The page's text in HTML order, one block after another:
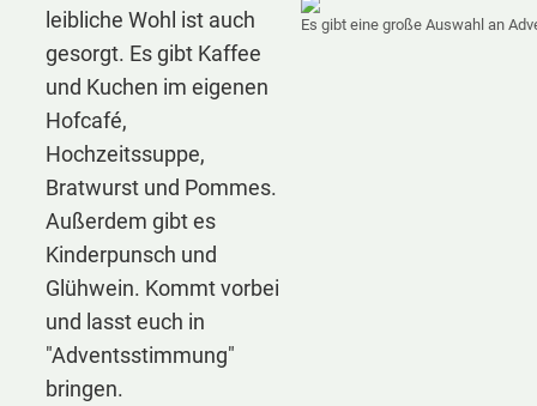
leibliche Wohl ist auch
gesorgt. Es gibt Kaffee
und Kuchen im eigenen
Hofcafé,
Hochzeitssuppe,
Bratwurst und Pommes.
Außerdem gibt es
Kinderpunsch und
Glühwein. Kommt vorbei
und lasst euch in
"Adventsstimmung"
bringen.
Es gibt eine große Auswahl an